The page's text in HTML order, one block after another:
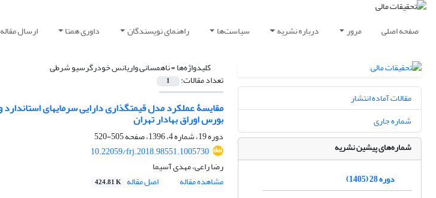
صفحه اصلی مرور درباره نشریه سیاست‌ها راهنمای نویسندگان داوری همتا ارسال مقاله
کلیدواژه‌ها =ناهمسانی واریانس خودرگرسیو شرطی
تعداد مقالات: 1
بورس اوراق بهادار تهران
دوره 19، شماره 4، 1396، صفحه
505-520
10.22059/frj.2018.98551.1005730
رضا راعی، مهدی آسیما
مشاهده مقاله
اصل مقاله 424.81 K
مقالات آماده انتشار
شماره جاری
شماره‌های پیشین نشریه
دوره 28 (1405)